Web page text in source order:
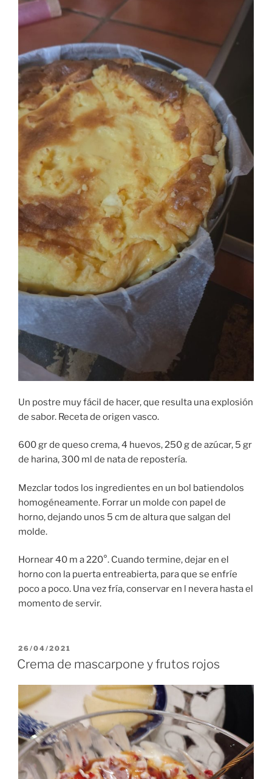
Un postre muy fácil de hacer, que resulta una explosión
de sabor. Receta de origen vasco.
600 gr de queso crema, 4 huevos, 250 g de azúcar, 5 gr
de harina, 300 ml de nata de repostería.
Mezclar todos los ingredientes en un bol batiendolos
homogéneamente. Forrar un molde con papel de
horno, dejando unos 5 cm de altura que salgan del
molde.
Hornear 40 m a 220°. Cuando termine, dejar en el
horno con la puerta entreabierta, para que se enfríe
poco a poco. Una vez fría, conservar en l nevera hasta el
momento de servir.
PUBLICADO
EL
26/04/2021
Crema de mascarpone y frutos rojos